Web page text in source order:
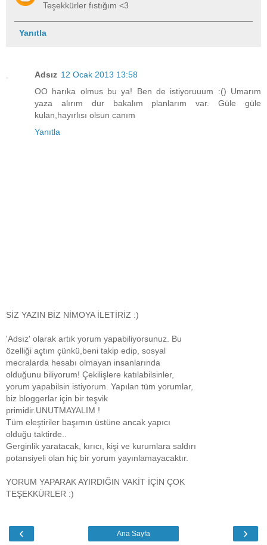
Teşekkürler fıstığım <3
Yanıtla
Adsız 12 Ocak 2013 13:58
OO harıka olmus bu ya! Ben de istiyoruuum :() Umarım
yaza alırım dur bakalım planlarım var. Güle güle
kulan,hayırlısı olsun canım
Yanıtla
SİZ YAZIN BİZ NİMOYA İLETİRİZ :)
'Adsız' olarak artık yorum yapabiliyorsunuz. Bu
özelliği açtım çünkü,beni takip edip, sosyal
mecralarda hesabı olmayan insanlarında
olduğunu biliyorum! Çekilişlere katılabilsinler,
yorum yapabilsin istiyorum. Yapılan tüm yorumlar,
biz bloggerlar için bir teşvik
primidir.UNUTMAYALIM !
Tüm eleştiriler başımın üstüne ancak yapıcı
olduğu taktirde..
Gerginlik yaratacak, kırıcı, kişi ve kurumlara saldırı
potansiyeli olan hiç bir yorum yayınlamayacaktır.
YORUM YAPARAK AYIRDIĞIN VAKİT İÇİN ÇOK
TEŞEKKÜRLER :)
‹ ›
Ana Sayfa